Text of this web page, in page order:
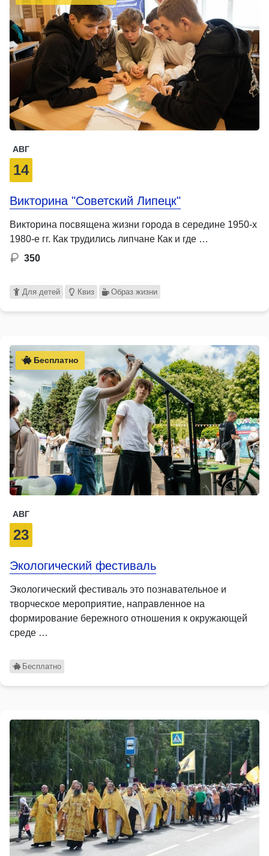
АВГ
14
Викторина "Советский Липецк"
Викторина посвящена жизни города в середине 1950-х
1980-е гг. Как трудились липчане Как и где …
350
Для детей Квиз Образ жизни
Бесплатно
АВГ
23
Экологический фестиваль
Экологический фестиваль это познавательное и
творческое мероприятие, направленное на
формирование бережного отношения к окружающей
среде …
Бесплатно